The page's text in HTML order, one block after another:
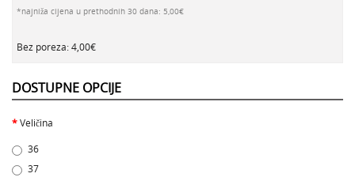
*najniža cijena u prethodnih 30 dana: 5,00€
Bez poreza: 4,00€
DOSTUPNE OPCIJE
Veličina
36
37